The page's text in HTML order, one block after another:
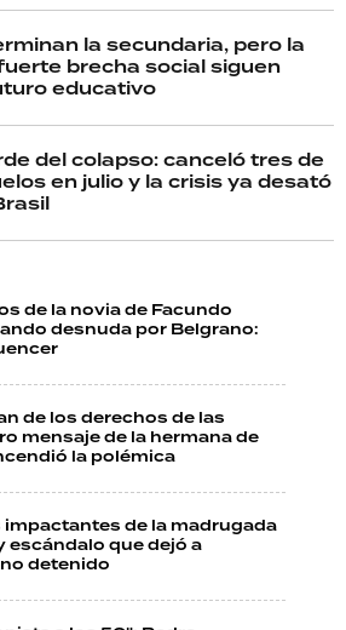
la secundaria, pero la
brecha social siguen
educativo
del colapso: canceló tres de
en julio y la crisis ya desató
de la novia de Facundo
desnuda por Belgrano:
de los derechos de las
mensaje de la hermana de
la polémica
de la madrugada
escándalo que dejó a
detenido